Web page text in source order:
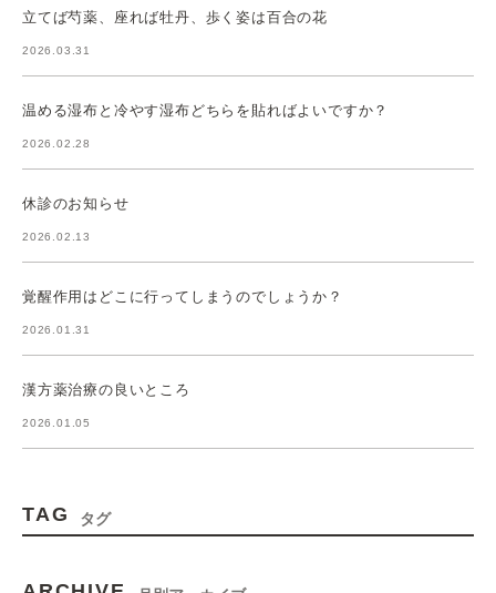
立てば芍薬、座れば牡丹、歩く姿は百合の花
2026.03.31
温める湿布と冷やす湿布どちらを貼ればよいですか？
2026.02.28
休診のお知らせ
2026.02.13
覚醒作用はどこに行ってしまうのでしょうか？
2026.01.31
漢方薬治療の良いところ
2026.01.05
TAG タグ